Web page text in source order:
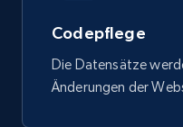
Codepflege
Die Datensätze
Änderungen der